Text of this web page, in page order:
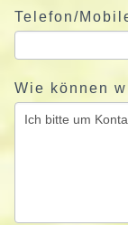
Telefon/
Wie können